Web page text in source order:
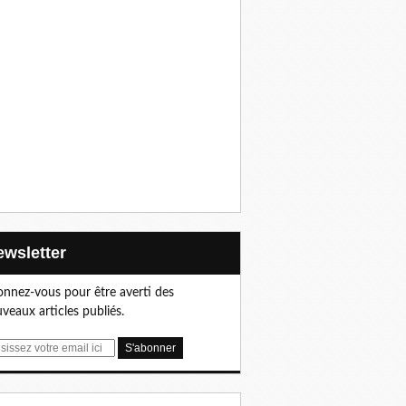
vous pour être averti des
articles publiés.